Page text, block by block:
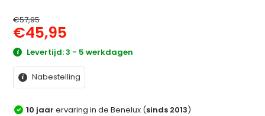
€57,95
€45,95
Levertijd: 3 - 5 werkdagen
Nabestelling
10 jaar ervaring in de Benelux (sinds 2013)